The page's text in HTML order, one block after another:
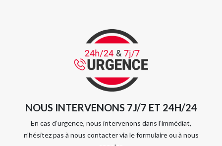
NOUS INTERVENONS 7J/7 ET 24H/24
En cas d’urgence, nous intervenons dans l’immédiat,
n’hésitez pas à nous contacter via le formulaire ou à nous